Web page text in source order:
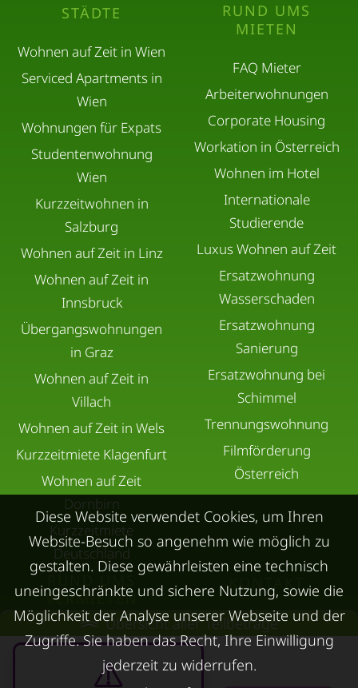
Übersicht aller Teilbeträge
STÄDTE
Wohnen auf Zeit in Wien
Serviced Apartments in
Wien
Wohnungen für Expats
Studentenwohnung
Wien
Kurzzeitwohnen in
Salzburg
Wohnen auf Zeit in Linz
Wohnen auf Zeit in
Innsbruck
Übergangswohnungen
in Graz
Wohnen auf Zeit in
Villach
Wohnen auf Zeit in Wels
Kurzzeitmiete Klagenfurt
Wohnen auf Zeit
Dornbirn
Kurzzeitmiete
Deutschland
RUND UMS
MIETEN
FAQ Mieter
Arbeiterwohnungen
Corporate Housing
Workation in Österreich
Wohnen im Hotel
Internationale
Studierende
Luxus Wohnen auf Zeit
Ersatzwohnung
Wasserschaden
Ersatzwohnung
Sanierung
Ersatzwohnung bei
Schimmel
Trennungswohnung
Filmförderung
Österreich
RUND UMS
VERMIETEN
FAQ Vermieter
Immobilie vermieten
KONTAKT
Über Kurzzeitmiete
Impressum
Datenschutz
Diese Website verwendet Cookies, um Ihren
Website-Besuch so angenehm wie möglich zu
gestalten. Diese gewährleisten eine technisch
uneingeschränkte und sichere Nutzung, sowie die
Möglichkeit der Analyse unserer Webseite und der
Zugriffe. Sie haben das Recht, Ihre Einwilligung
jederzeit zu widerrufen.